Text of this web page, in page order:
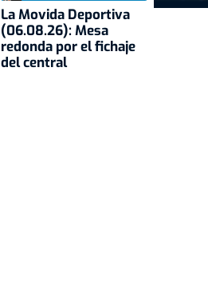
La Movida Deportiva
(06.08.26): Mesa
redonda por el fichaje
del central